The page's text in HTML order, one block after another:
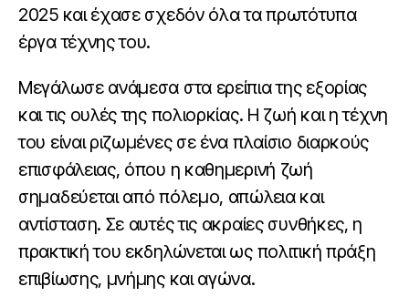
2025 και έχασε σχεδόν όλα τα πρωτότυπα
έργα τέχνης του.
Μεγάλωσε ανάμεσα στα ερείπια της εξορίας
και τις ουλές της πολιορκίας. Η ζωή και η τέχνη
του είναι ριζωμένες σε ένα πλαίσιο διαρκούς
επισφάλειας, όπου η καθημερινή ζωή
σημαδεύεται από πόλεμο, απώλεια και
αντίσταση. Σε αυτές τις ακραίες συνθήκες, η
πρακτική του εκδηλώνεται ως πολιτική πράξη
επιβίωσης, μνήμης και αγώνα.